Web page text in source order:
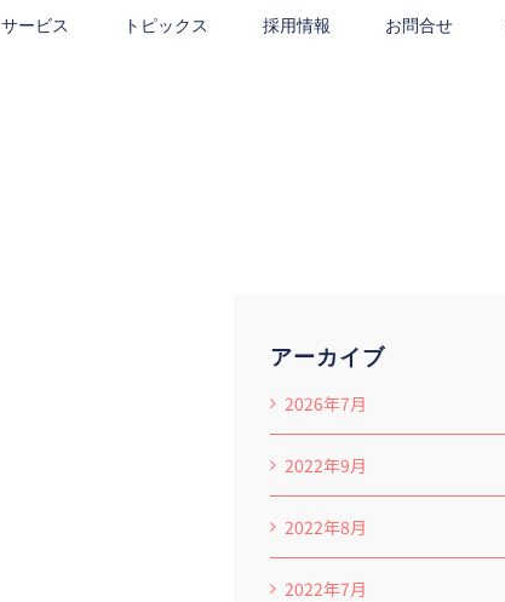
サービス トピックス 採用情報 お問合せ
アーカイブ
2026年7月
2022年9月
2022年8月
2022年7月